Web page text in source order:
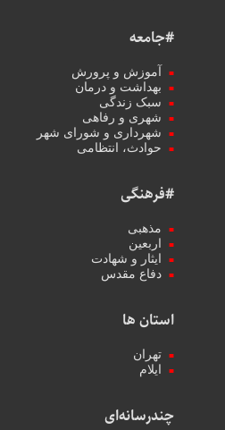
#جامعه
آموزش و پرورش
بهداشت و درمان
سبک زندگی
شهری و رفاهی
شهرداری و شورای شهر
حوادث، انتظامی
#فرهنگی
مذهبی
اربعین
ایثار و شهادت
دفاع مقدس
استان ها
تهران
ایلام
چندرسانه‌ای